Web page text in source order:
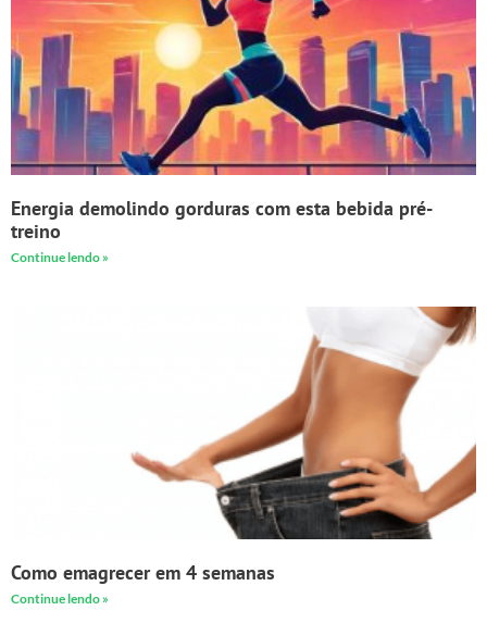
Energia demolindo gorduras com esta bebida pré-
treino
Continue lendo »
Como emagrecer em 4 semanas
Continue lendo »